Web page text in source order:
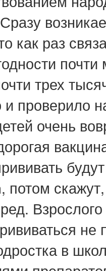
как раз
трех
и проверило
очень
потом
не
в